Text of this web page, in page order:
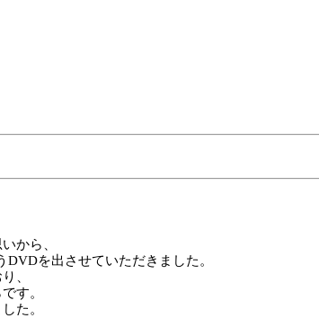
から、
を出させていただきました。
、
す。
た。